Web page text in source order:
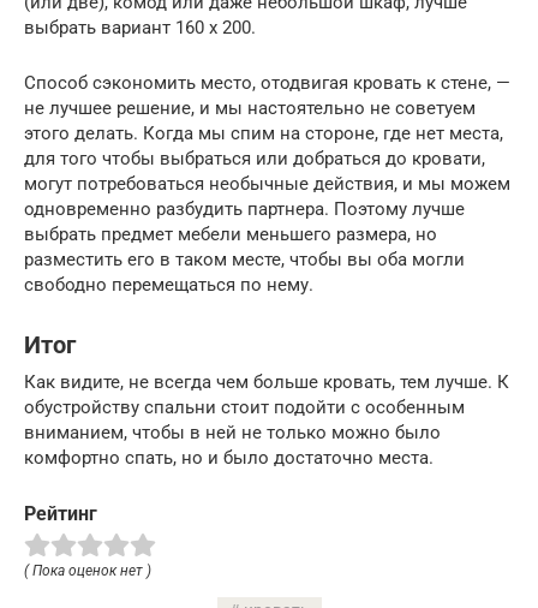
выбрать вариант 160 х 200.
Способ сэкономить место, отодвигая кровать к стене, —
не лучшее решение, и мы настоятельно не советуем
этого делать. Когда мы спим на стороне, где нет места,
для того чтобы выбраться или добраться до кровати,
могут потребоваться необычные действия, и мы можем
одновременно разбудить партнера. Поэтому лучше
выбрать предмет мебели меньшего размера, но
разместить его в таком месте, чтобы вы оба могли
свободно перемещаться по нему.
Итог
Как видите, не всегда чем больше кровать, тем лучше. К
обустройству спальни стоит подойти с особенным
вниманием, чтобы в ней не только можно было
комфортно спать, но и было достаточно места.
Рейтинг
( Пока оценок нет )